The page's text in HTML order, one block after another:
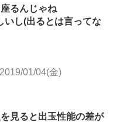
るんじゃね
いし(出るとは言ってな
2019/01/04(金)
見ると出玉性能の差が